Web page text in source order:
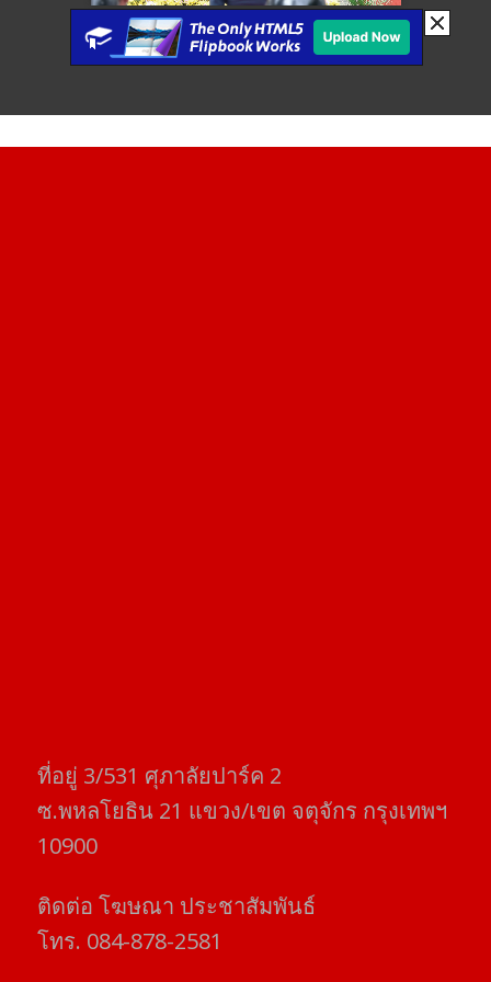
ที่อยู่​ 3/531​ ศุภาลัยปาร์ค​ 2
ซ.พหลโยธิน​ 21​ แขวง/เขต​ จตุจักร​ กรุงเทพฯ
10900
ติดต่อ​ โฆษณา​ ประชาสัมพันธ์
โทร​. 084-878-2581